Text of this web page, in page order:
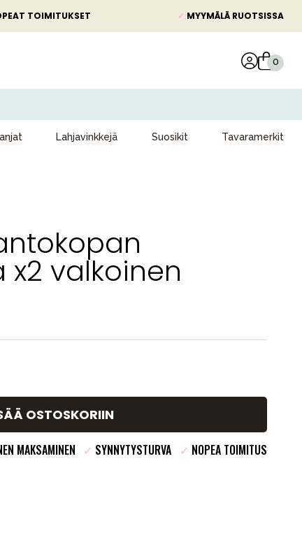
TOIMITUKSET ✓ MYYMÄLÄ RUOTSISSA
Lahjavinkkejä Suosikit Tavaramerkit
valkoinen
OSTOSKORIIN
MAKSAMINEN ✓ SYNNYTYSTURVA ✓ NOPEA TOIMITUS